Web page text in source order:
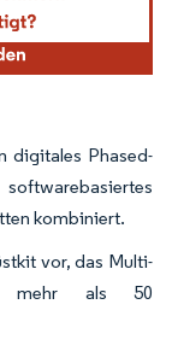
digitales Phased-
kombiniert.
vor, das Multi-
mehr als 50